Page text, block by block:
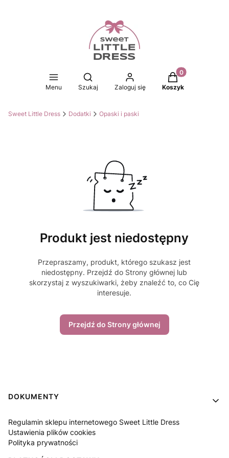
Menu
Otwórz wyszukiwarkę
Szukaj Zaloguj się
Produkty w
Koszyk
Sweet Little Dress Dodatki Opaski i paski
Produkt jest niedostępny
Przepraszamy, produkt, którego szukasz jest
niedostępny. Przejdź do Strony głównej lub
skorzystaj z wyszukiwarki, żeby znaleźć to, co Cię
interesuje.
Przejdź do Strony głównej
Linki w stopce
DOKUMENTY
Regulamin sklepu internetowego Sweet Little Dress
Ustawienia plików cookies
Polityka prywatności